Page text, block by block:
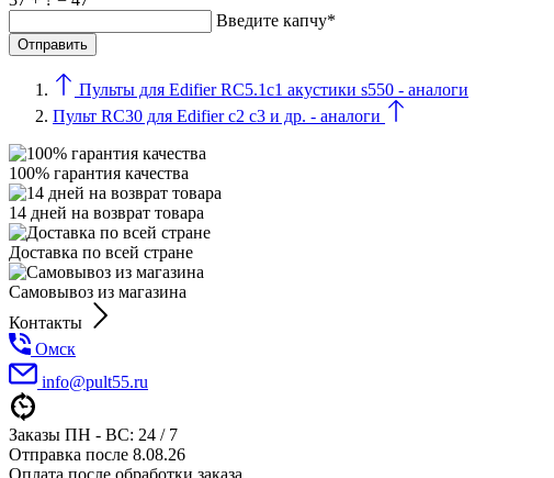
Введите капчу*
Пульты для Edifier RC5.1c1 акустики s550 - аналоги
Пульт RC30 для Edifier c2 c3 и др. - аналоги
100% гарантия качества
14 дней на возврат товара
Доставка по всей стране
Самовывоз из магазина
Контакты
Омск
info@pult55.ru
Заказы ПН - ВС: 24 / 7
Отправка после 8.08.26
Оплата после обработки заказа